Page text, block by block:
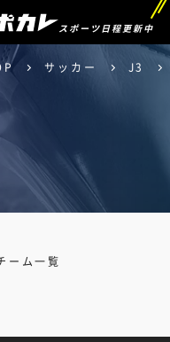
スポーツ日程更新中
サッカー J3
ーム一覧